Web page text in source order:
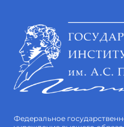
Федеральное